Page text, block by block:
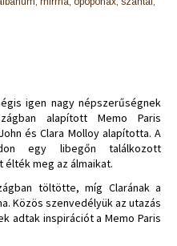
igen nagy népszerűségnek
alapított Memo Paris
és Clara Molloy alapította. A
egy libegőn találkozott
meg az álmaikat.
töltötte, míg Clarának a
Közös szenvedélyük az utazás
adtak inspirációt a Memo Paris